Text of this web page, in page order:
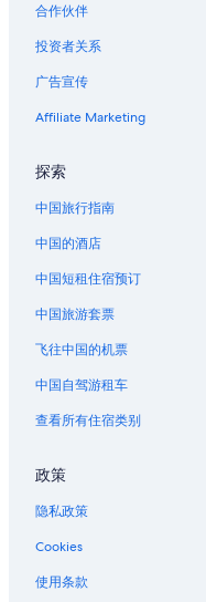
合作伙伴
投资者关系
广告宣传
Affiliate Marketing
探索
中国旅行指南
中国的酒店
中国短租住宿预订
中国旅游套票
飞往中国的机票
中国自驾游租车
查看所有住宿类别
政策
隐私政策
Cookies
使用条款